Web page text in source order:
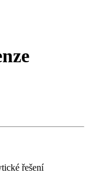
řešení